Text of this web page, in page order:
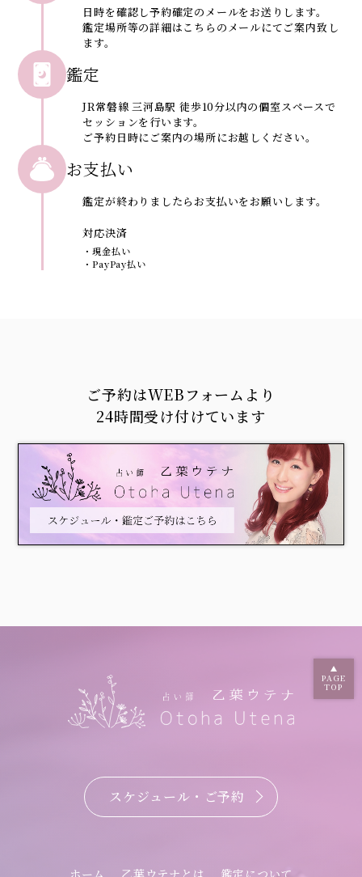
日時を確認し予約確定のメールをお送りします。
鑑定場所等の詳細はこちらのメールにてご案内致し
ます。
鑑定
JR常磐線 三河島駅 徒歩10分以内の個室スペースで
セッションを行います。
ご予約日時にご案内の場所にお越しください。
お支払い
鑑定が終わりましたらお支払いをお願いします。
対応決済
・現金払い
・PayPay払い
ご予約はWEBフォームより
24時間受け付けています
PAGE
TOP
スケジュール・ご予約
ホーム 乙葉ウテナとは 鑑定について